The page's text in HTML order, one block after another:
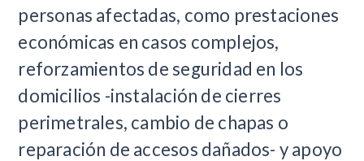
personas afectadas, como prestaciones
económicas en casos complejos,
reforzamientos de seguridad en los
domicilios -instalación de cierres
perimetrales, cambio de chapas o
reparación de accesos dañados- y apoyo